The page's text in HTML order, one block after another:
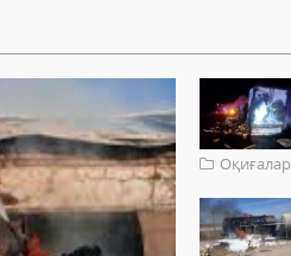
Оқиғалар